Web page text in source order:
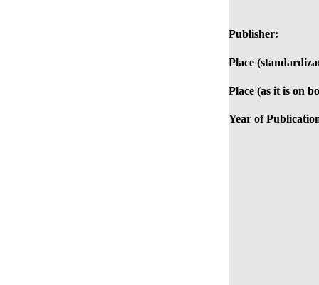
Publisher:
Place
Place (as it is on
Year of